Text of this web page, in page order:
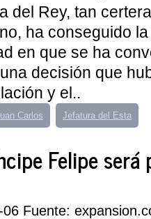
del Rey, tan
ha conseguido
en que se ha
decisión que
y el..
Carlos Jefatura del Esta
Felipe
06 Fuente: